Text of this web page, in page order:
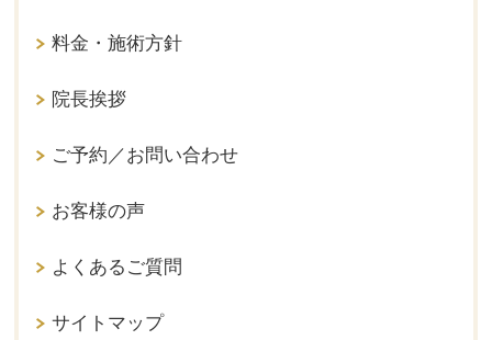
料金・施術方針
院長挨拶
ご予約／お問い合わせ
お客様の声
よくあるご質問
サイトマップ